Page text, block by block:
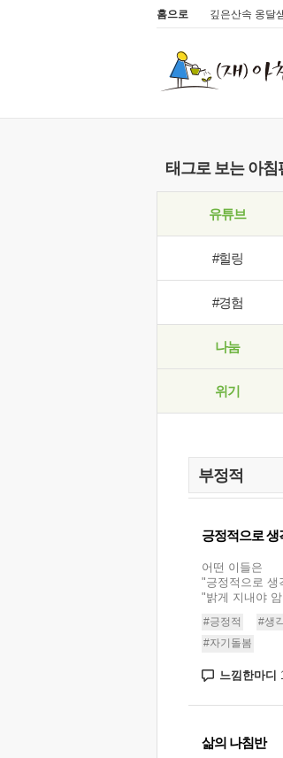
홈으로 깊은산속 옹달
태그로 보는 아침
유튜브
#힐링
#경험
나눔
위기
긍정적으로 생
어떤 이들은
"긍정적으로 생
"밝게 지내야
#긍정적 #생
#자기돌봄
느낌한마디
삶의 나침반